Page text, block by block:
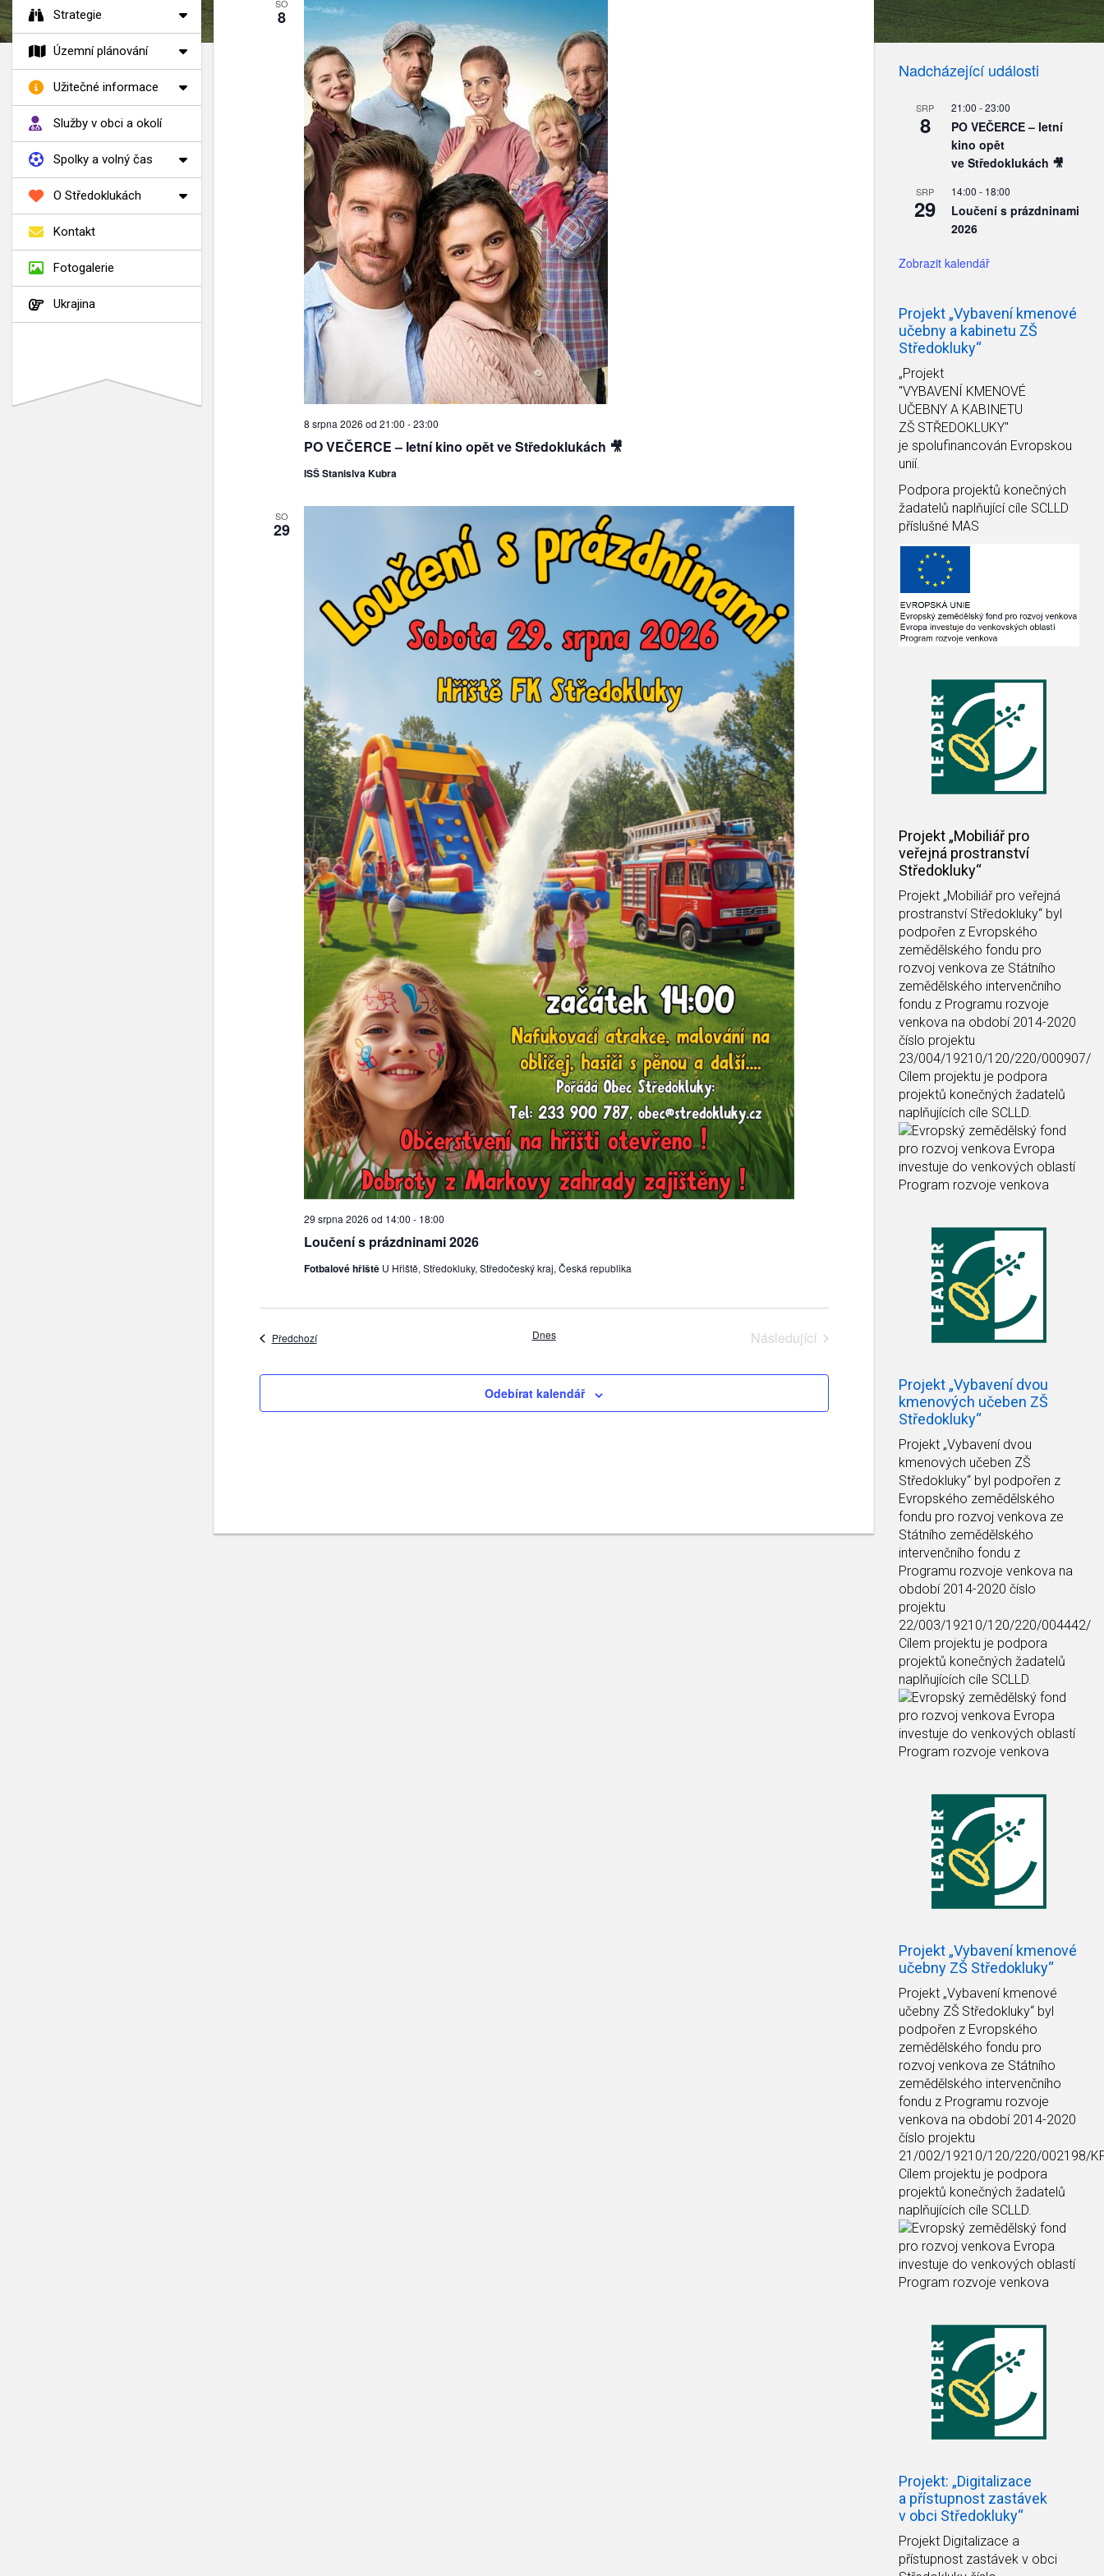
SO
8
PO VEČERCE – letní kino opět ve Středoklukách 🎥
8 srpna 2026 od 21:00 -23:00
ISŠ Stanislva Kubra
SO
29
Loučení s prázdninami 2026
29 srpna 2026 od 14:00 - 18:00
Fotbalové hřiště U Hřiště, Středokluky, Středočeský kraj, Česká republika
PředchozíAkce Dnes
Následující
Odebírat kalendář
Nadcházející události
SRP
8
21:00 -23:00
PO VEČERCE – letní
kino opět
ve Středoklukách 🎥
SRP
29
14:00 - 18:00
Loučení s prázdninami
2026
Zobrazit kalendář
Projekt „Vybavení kmenové
učebny a kabinetu ZŠ
Středokluky“
„Projekt
"VYBAVENÍ KMENOVÉ
UČEBNY A KABINETU
ZŠ STŘEDOKLUKY"
je spolufinancován Evropskou
unií.
Podpora projektů konečných
žadatelů naplňující cíle SCLLD
příslušné MAS
Projekt „Mobiliář pro
veřejná prostranství
Středokluky“
Projekt „Mobiliář pro veřejná
prostranství Středokluky“ byl
podpořen z Evropského
zemědělského fondu pro
rozvoj venkova ze Státního
zemědělského intervenčního
fondu z Programu rozvoje
venkova na období 2014-2020
číslo projektu
23/004/19210/120/220/000907/
Cílem projektu je podpora
projektů konečných žadatelů
naplňujících cíle SCLLD.
Projekt „Vybavení dvou
kmenových učeben ZŠ
Středokluky“
Projekt „Vybavení dvou
kmenových učeben ZŠ
Středokluky“ byl podpořen z
Evropského zemědělského
fondu pro rozvoj venkova ze
Státního zemědělského
intervenčního fondu z
Programu rozvoje venkova na
období 2014-2020 číslo
projektu
22/003/19210/120/220/004442/
Cílem projektu je podpora
projektů konečných žadatelů
naplňujících cíle SCLLD.
Projekt „Vybavení kmenové
učebny ZŠ Středokluky“
Projekt „Vybavení kmenové
učebny ZŠ Středokluky“ byl
podpořen z Evropského
zemědělského fondu pro
rozvoj venkova ze Státního
zemědělského intervenčního
fondu z Programu rozvoje
venkova na období 2014-2020
číslo projektu
21/002/19210/120/220/002198/
Cílem projektu je podpora
projektů konečných žadatelů
naplňujících cíle SCLLD.
Projekt: „Digitalizace
a přístupnost zastávek
v obci Středokluky“
Projekt Digitalizace a
přístupnost zastávek v obci
Strategie
Územní plánování
Užitečné informace
Služby v obci a okolí
Spolky a volný čas
O Středoklukách
Kontakt
Fotogalerie
Ukrajina